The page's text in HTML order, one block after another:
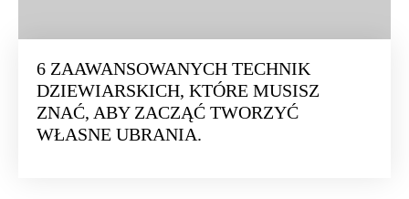
6 ZAAWANSOWANYCH TECHNIK
DZIEWIARSKICH, KTÓRE MUSISZ
ZNAĆ, ABY ZACZĄĆ TWORZYĆ
WŁASNE UBRANIA.